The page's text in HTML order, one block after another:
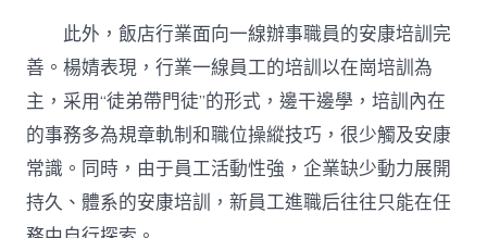
此外，飯店行業面向一線辦事職員的安康培訓完
善。楊婧表現，行業一線員工的培訓以在崗培訓為
主，采用“徒弟帶門徒”的形式，邊干邊學，培訓內在
的事務多為規章軌制和職位操縱技巧，很少觸及安康
常識。同時，由于員工活動性強，企業缺少動力展開
持久、體系的安康培訓，新員工進職后往往只能在任